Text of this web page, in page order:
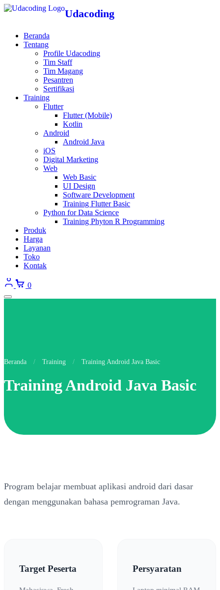
Udacoding
Beranda
Tentang
Profile Udacoding
Tim Staff
Tim Magang
Pesantren
Sertifikasi
Training
Flutter
Flutter (Mobile)
Kotlin
Android
Android Java
iOS
Digital Marketing
Web
Web Basic
UI Design
Software Development
Training Flutter Basic
Python for Data Science
Training Phyton R Programming
Produk
Harga
Layanan
Toko
Kontak
0
Beranda / Training / Training Android Java Basic
Training Android Java Basic
Program belajar membuat aplikasi android dari dasar
dengan menggunakan bahasa pemrograman Java.
Target Peserta Persyaratan